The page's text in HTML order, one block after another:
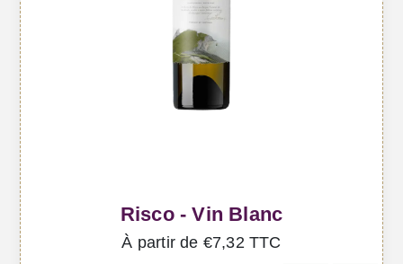
Risco - Vin Blanc
À partir de €7,32 TTC